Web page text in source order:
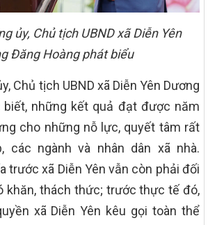
ủy, Chủ tịch UBND xã Diễn Yên
Đăng Hoàng phát biểu
Chủ tịch UBND xã Diễn Yên Dương
những kết quả đạt được năm
cho những nỗ lực, quyết tâm rất
các ngành và nhân dân xã nhà.
trước xã Diễn Yên vẫn còn phải đối
khăn, thách thức; trước thực tế đó,
xã Diễn Yên kêu gọi toàn thể